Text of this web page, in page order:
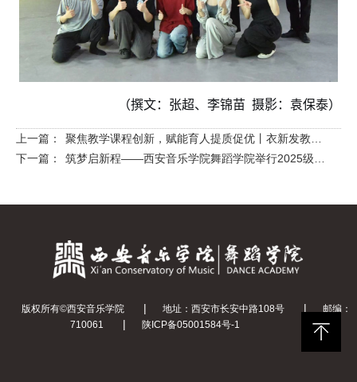
（撰文：张超、李锦苗 摄影：袁保泰）
上一篇：
下一篇：
版权所有©西安音乐学院 | 地址：西安市长安中路108号 |
邮编：
710061
| 陕ICP备05001584号-1